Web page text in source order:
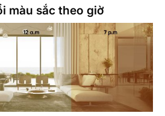
màu sắc theo giờ